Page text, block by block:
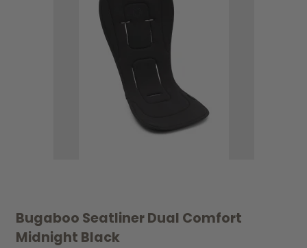
Bugaboo Seatliner Dual Comfort
Midnight Black